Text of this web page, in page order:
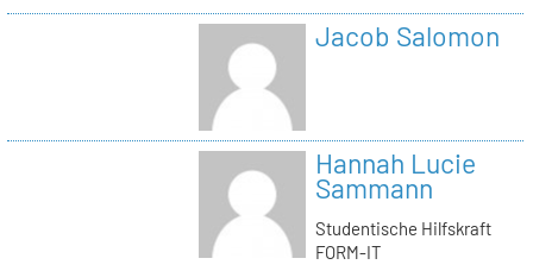
Jacob Salomon
Hannah Lucie
Sammann
Studentische Hilfskraft
FORM-IT